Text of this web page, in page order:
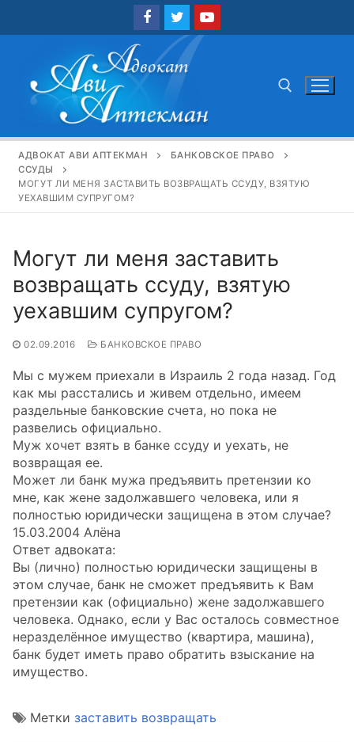
Найти:
АДВОКАТ АВИ АПТЕКМАН
БАНКОВСКОЕ ПРАВО
ССУДЫ
МОГУТ ЛИ МЕНЯ ЗАСТАВИТЬ ВОЗВРАЩАТЬ ССУДУ, ВЗЯТУЮ
УЕХАВШИМ СУПРУГОМ?
Могут ли меня заставить
возвращать ссуду, взятую
уехавшим супругом?
02.09.2016 БАНКОВСКОЕ ПРАВО
Мы с мужем приехали в Израиль 2 года назад. Год
как мы расстались и живем отдельно, имеем
раздельные банковские счета, но пока не
развелись официально.
Муж хочет взять в банке ссуду и уехать, не
возвращая ее.
Может ли банк мужа предъявить претензии ко
мне, как жене задолжавшего человека, или я
полностью юридически защищена в этом случае?
15.03.2004 Алёна
Ответ адвоката:
Вы (лично) полностью юридически защищены в
этом случае, банк не сможет предъявить к Вам
претензии как (официально) жене задолжавшего
человека. Однако, если у Вас осталось совместное
неразделённое имущество (квартира, машина),
банк будет иметь право обратить взыскание на
имущество.
Метки заставить возвращать